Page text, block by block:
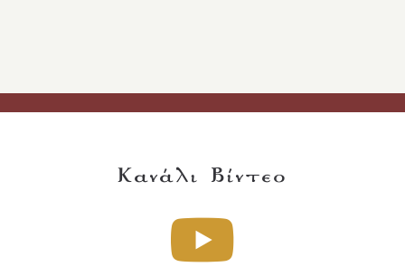
Κανάλι Βίντεο